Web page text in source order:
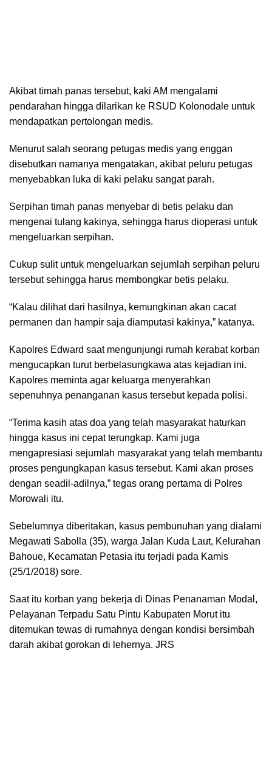
Akibat timah panas tersebut, kaki AM mengalami
pendarahan hingga dilarikan ke RSUD Kolonodale untuk
mendapatkan pertolongan medis.
Menurut salah seorang petugas medis yang enggan
disebutkan namanya mengatakan, akibat peluru petugas
menyebabkan luka di kaki pelaku sangat parah.
Serpihan timah panas menyebar di betis pelaku dan
mengenai tulang kakinya, sehingga harus dioperasi untuk
mengeluarkan serpihan.
Cukup sulit untuk mengeluarkan sejumlah serpihan peluru
tersebut sehingga harus membongkar betis pelaku.
“Kalau dilihat dari hasilnya, kemungkinan akan cacat
permanen dan hampir saja diamputasi kakinya,” katanya.
Kapolres Edward saat mengunjungi rumah kerabat korban
mengucapkan turut berbelasungkawa atas kejadian ini.
Kapolres meminta agar keluarga menyerahkan
sepenuhnya penanganan kasus tersebut kepada polisi.
“Terima kasih atas doa yang telah masyarakat haturkan
hingga kasus ini cepat terungkap. Kami juga
mengapresiasi sejumlah masyarakat yang telah membantu
proses pengungkapan kasus tersebut. Kami akan proses
dengan seadil-adilnya,” tegas orang pertama di Polres
Morowali itu.
Sebelumnya diberitakan, kasus pembunuhan yang dialami
Megawati Sabolla (35), warga Jalan Kuda Laut, Kelurahan
Bahoue, Kecamatan Petasia itu terjadi pada Kamis
(25/1/2018) sore.
Saat itu korban yang bekerja di Dinas Penanaman Modal,
Pelayanan Terpadu Satu Pintu Kabupaten Morut itu
ditemukan tewas di rumahnya dengan kondisi bersimbah
darah akibat gorokan di lehernya. JRS